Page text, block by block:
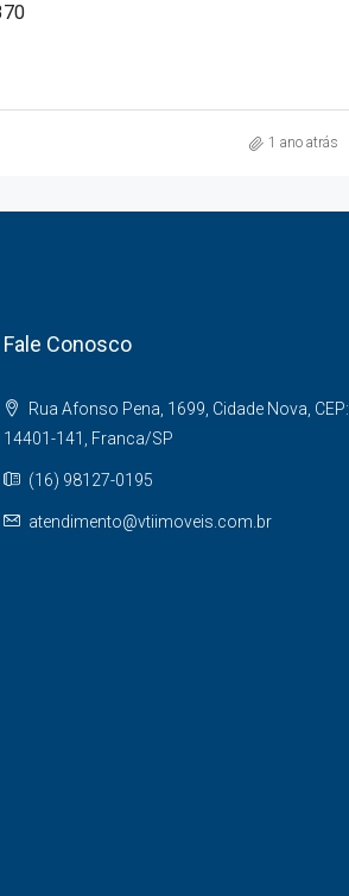
1 ano atrás
Fale Conosco
Rua Afonso Pena, 1699, Cidade Nova, CEP:
14401-141, Franca/SP
(16) 98127-0195
atendimento@vtiimoveis.com.br